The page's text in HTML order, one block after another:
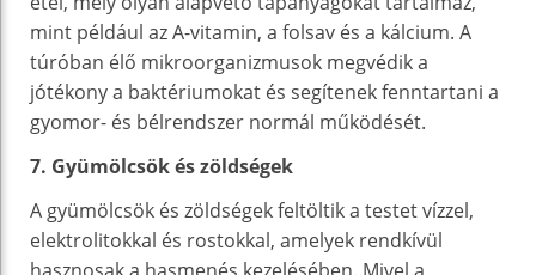
mint például az A-vitamin, a folsav és a kálcium. A
túróban élő mikroorganizmusok megvédik a
jótékony a baktériumokat és segítenek fenntartani a
gyomor- és bélrendszer normál működését.
7. Gyümölcsök és zöldségek
A gyümölcsök és zöldségek feltöltik a testet vízzel,
elektrolitokkal és rostokkal, amelyek rendkívül
hasznosak a hasmenés kezelésében. Mivel a